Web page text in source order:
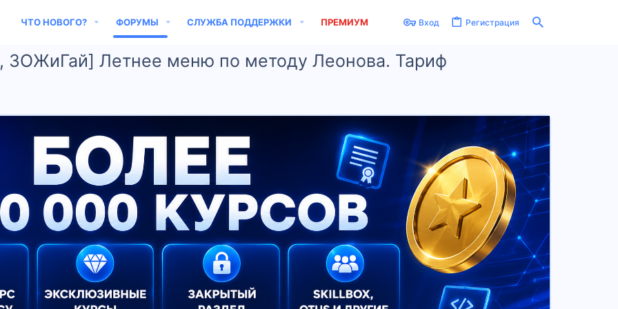
ЧТО НОВОГО? ФОРУМЫ СЛУЖБА ПОДДЕРЖКИ ПРЕМИУМ Вход Регистрация
ЗОЖиГай] Летнее меню по методу Леонова. Тариф